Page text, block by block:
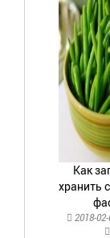
Как
хранить
2018-